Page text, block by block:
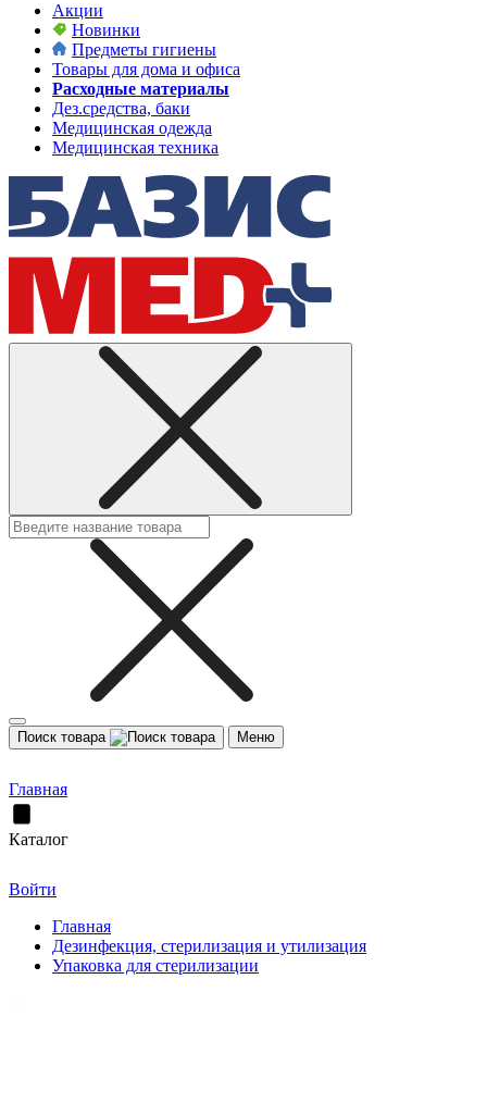
Акции
Новинки
Предметы гигиены
Товары для дома и офиса
Расходные материалы
Дез.средства, баки
Медицинская одежда
Медицинская техника
Поиск товара Меню
Главная
Каталог
Войти
Главная
Дезинфекция, стерилизация и утилизация
Упаковка для стерилизации